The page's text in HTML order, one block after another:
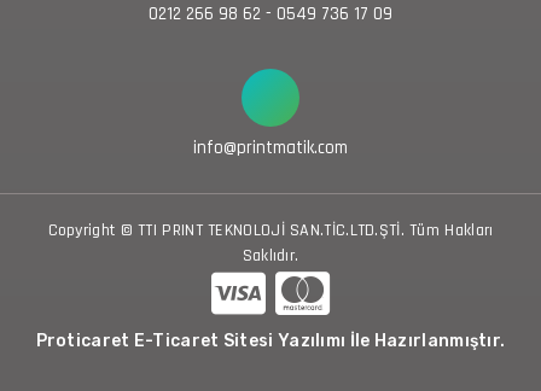
0212 266 98 62 - 0549 736 17 09
info@printmatik.com
Copyright © TTI PRINT TEKNOLOJİ SAN.TİC.LTD.ŞTİ. Tüm Hakları
Saklıdır.
Proticaret E-Ticaret Sitesi Yazılımı İle Hazırlanmıştır.